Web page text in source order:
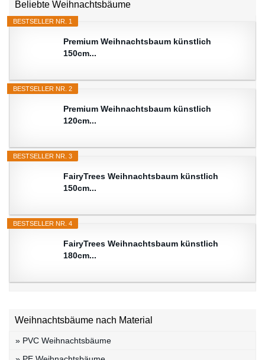
Beliebte Weihnachtsbäume
BESTSELLER NR. 1
Premium Weihnachtsbaum künstlich
150cm...
BESTSELLER NR. 2
Premium Weihnachtsbaum künstlich
120cm...
BESTSELLER NR. 3
FairyTrees Weihnachtsbaum künstlich
150cm...
BESTSELLER NR. 4
FairyTrees Weihnachtsbaum künstlich
180cm...
Weihnachtsbäume nach Material
» PVC Weihnachtsbäume